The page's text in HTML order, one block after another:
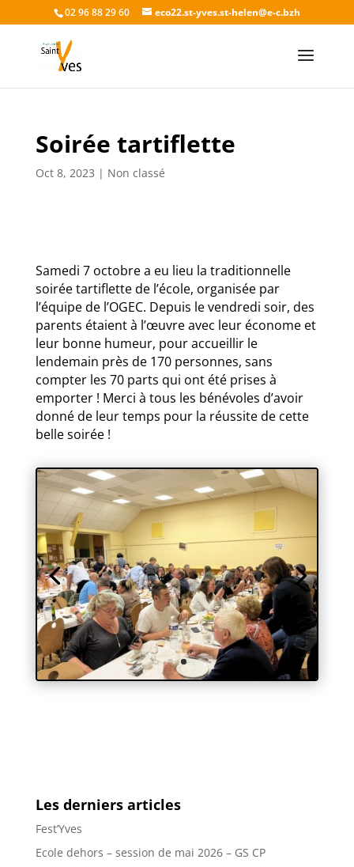
02 96 88 29 60 eco22.st-yves.st-helen@e-c.bzh
Soirée tartiflette
Oct 8, 2023 | Non classé
Samedi 7 octobre a eu lieu la traditionnelle
soirée tartiflette de l’école, organisée par
l’équipe de l’OGEC. Depuis le vendredi soir, des
parents étaient à l’œuvre avec leur économe et
leur bonne humeur, pour accueillir le
lendemain près de 170 personnes, sans
compter les 70 parts qui ont été prises à
emporter ! Merci à tous les bénévoles d’avoir
donné de leur temps pour la réussite de cette
belle soirée !
Les derniers articles
Fest’Yves
Ecole dehors – session de mai 2026 – GS CP